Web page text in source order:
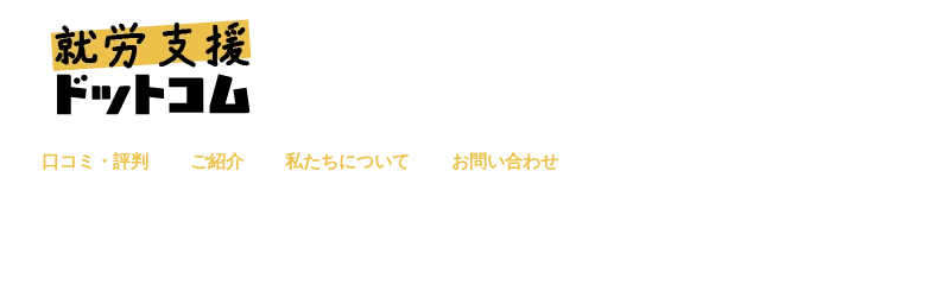
口コミ・評判 ご紹介 私たちについて お問い合わせ